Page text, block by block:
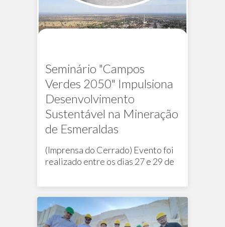
Seminário "Campos
Verdes 2050" Impulsiona
Desenvolvimento
Sustentável na Mineração
de Esmeraldas
(Imprensa do Cerrado) Evento foi
realizado entre os dias 27 e 29 de